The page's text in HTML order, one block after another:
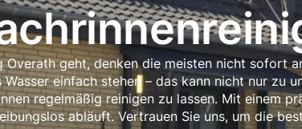
Overath geht, denken die meisten nicht sofort
einfach stehen – das kann nicht nur zu
regelmäßig reinigen zu lassen. Mit einem
abläuft. Vertrauen Sie uns, um die